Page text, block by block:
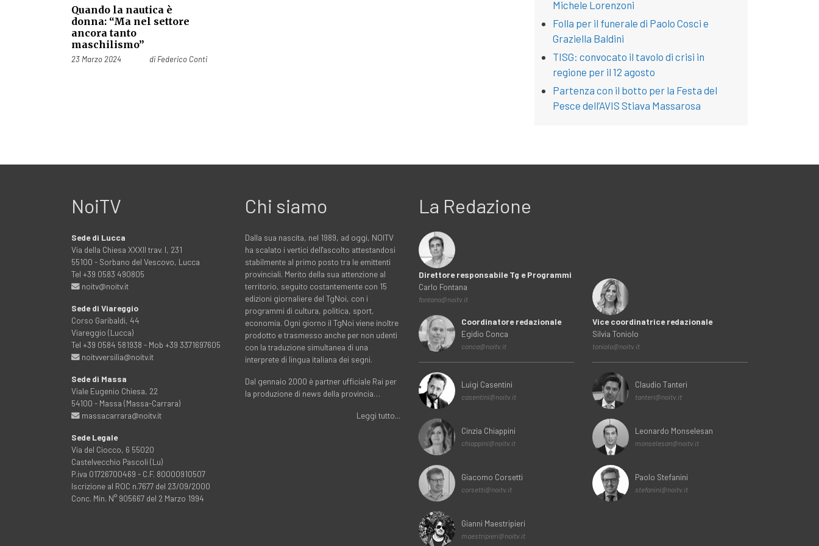
Quando la nautica è
donna: “Ma nel settore
ancora tanto
maschilismo”
Pubblicato il
23 Marzo 2024 di Federico Conti
Michele Lorenzoni
Folla per il funerale di Paolo Cosci e
Graziella Baldini
TISG: convocato il tavolo di crisi in
regione per il 12 agosto
Partenza con il botto per la Festa del
Pesce dell’AVIS Stiava Massarosa
NoiTV
Sede di Lucca
Via della Chiesa XXXII trav. I, 231
55100 - Sorbano del Vescovo, Lucca
Tel +39 0583 490805
noitv@noitv.it
Sede di Viareggio
Corso Garibaldi, 44
Viareggio (Lucca)
Tel +39 0584 581938 - Mob +39 3371697605
noitvversilia@noitv.it
Sede di Massa
Viale Eugenio Chiesa, 22
54100 - Massa (Massa-Carrara)
massacarrara@noitv.it
Sede Legale
Via del Ciocco, 6 55020
Castelvecchio Pascoli (Lu)
P.iva 01726700469 - C.F. 80000910507
Iscrizione al ROC n.7677 del 23/09/2000
Conc. Min. N° 905667 del 2 Marzo 1994
Chi siamo
Dalla sua nascita, nel 1989, ad oggi, NOITV
ha scalato i vertici dell'ascolto attestandosi
stabilmente al primo posto tra le emittenti
provinciali. Merito della sua attenzione al
territorio, seguito costantemente con 15
edizioni giornaliere del TgNoi, con i
programmi di cultura, politica, sport,
economia. Ogni giorno il TgNoi viene inoltre
prodotto e trasmesso anche per non udenti
con la traduzione simultanea di una
interprete di lingua italiana dei segni.
Dal gennaio 2000 è partner ufficiale Rai per
la produzione di news della provincia…
Leggi tutto...
La Redazione
Direttore responsabile Tg e Programmi
Carlo Fontana
fontana@noitv.it
Coordinatore redazionale
Egidio Conca
conca@noitv.it
Luigi Casentini
casentini@noitv.it
Cinzia Chiappini
chiappini@noitv.it
Giacomo Corsetti
corsetti@noitv.it
Gianni Maestripieri
maestripieri@noitv.it
Vice coordinatrice redazionale
Silvia Toniolo
toniolo@noitv.it
Claudio Tanteri
tanteri@noitv.it
Leonardo Monselesan
monselesan@noitv.it
Paolo Stefanini
stefanini@noitv.it